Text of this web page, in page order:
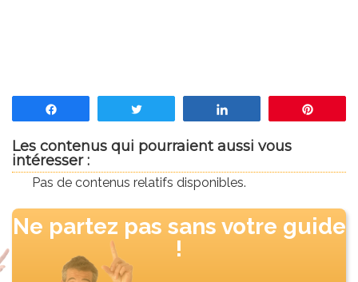
Les contenus qui pourraient aussi vous
intéresser :
Pas de contenus relatifs disponibles.
Ne partez pas sans votre guide
!